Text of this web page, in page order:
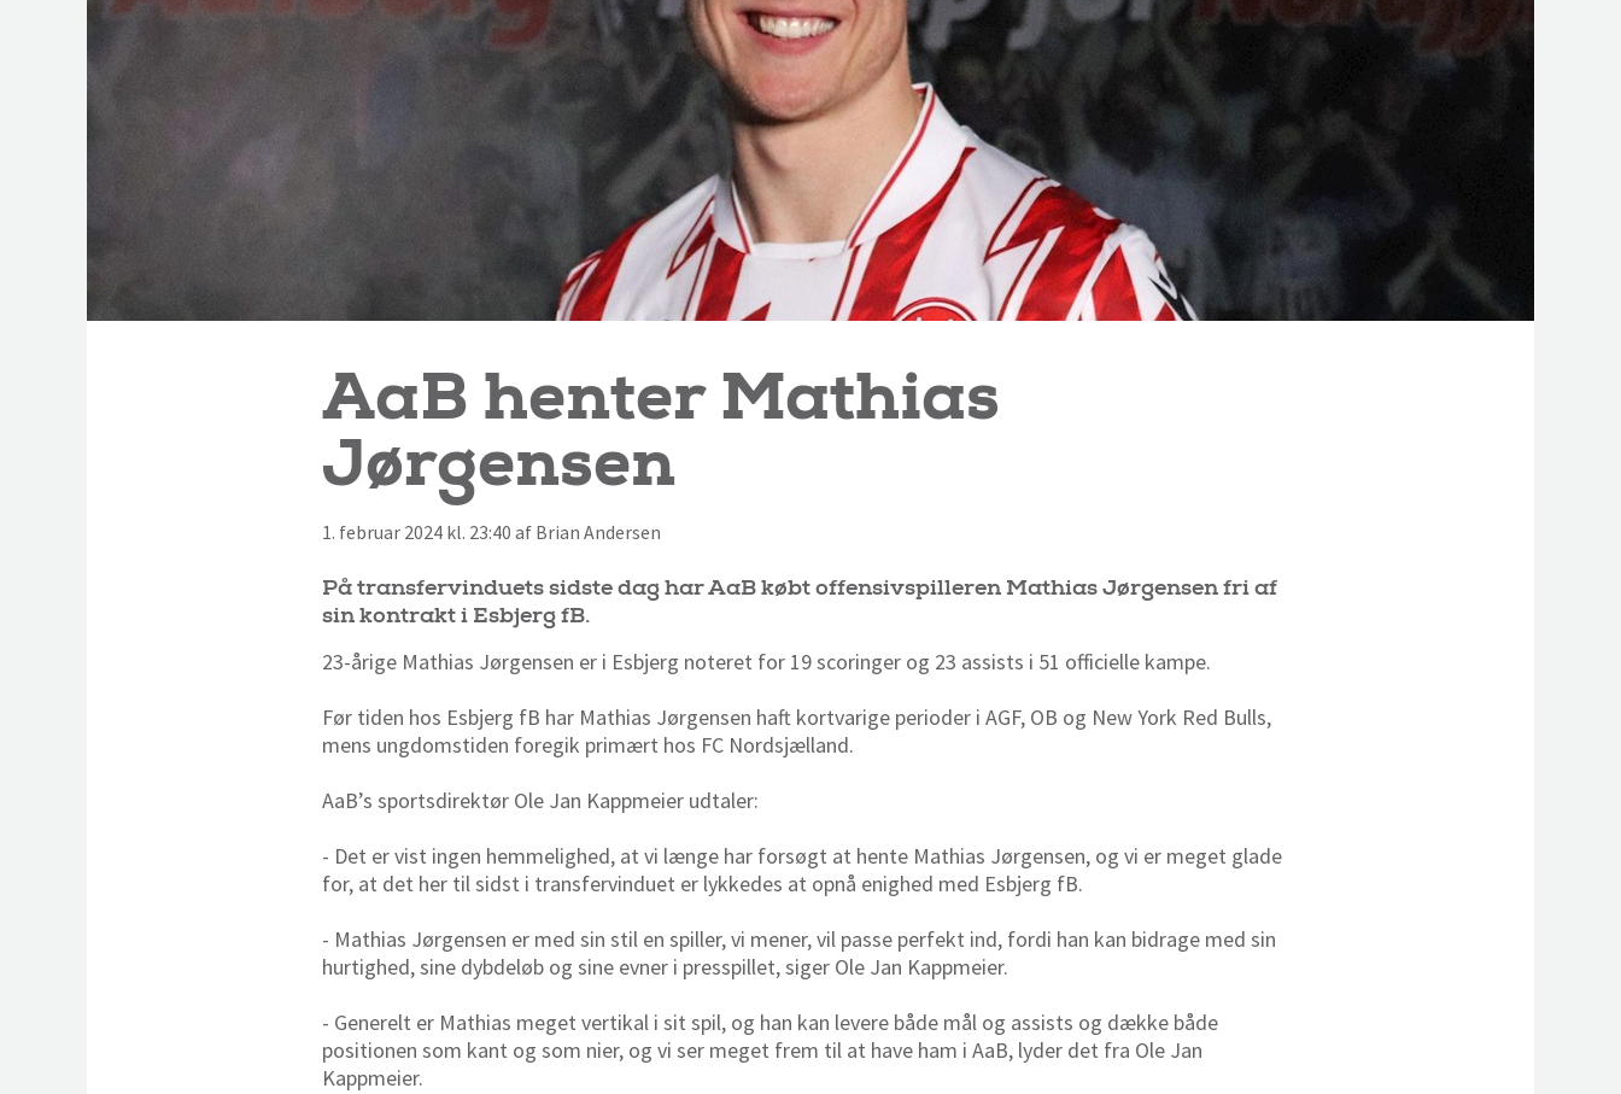
AaB henter Mathias
Jørgensen
1. februar 2024 kl. 23:40 af Brian Andersen
På transfervinduets sidste dag har AaB købt offensivspilleren Mathias Jørgensen fri af
sin kontrakt i Esbjerg fB.
23-årige Mathias Jørgensen er i Esbjerg noteret for 19 scoringer og 23 assists i 51 officielle kampe.
Før tiden hos Esbjerg fB har Mathias Jørgensen haft kortvarige perioder i AGF, OB og New York Red Bulls,
mens ungdomstiden foregik primært hos FC Nordsjælland.
AaB’s sportsdirektør Ole Jan Kappmeier udtaler:
- Det er vist ingen hemmelighed, at vi længe har forsøgt at hente Mathias Jørgensen, og vi er meget glade
for, at det her til sidst i transfervinduet er lykkedes at opnå enighed med Esbjerg fB.
- Mathias Jørgensen er med sin stil en spiller, vi mener, vil passe perfekt ind, fordi han kan bidrage med sin
hurtighed, sine dybdeløb og sine evner i presspillet, siger Ole Jan Kappmeier.
- Generelt er Mathias meget vertikal i sit spil, og han kan levere både mål og assists og dække både
positionen som kant og som nier, og vi ser meget frem til at have ham i AaB, lyder det fra Ole Jan
Kappmeier.